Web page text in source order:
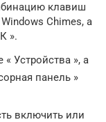
клавиш
Chimes, а
».
Устройства », а
панель »
включить или